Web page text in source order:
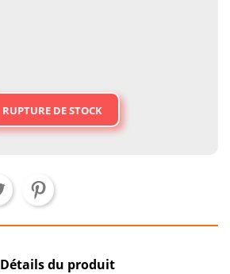
RUPTURE DE STOCK
Détails du produit